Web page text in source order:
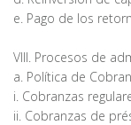
e. Pago de los
VIII. Procesos de
a. Política de
i. Cobranzas
ii. Cobranzas de